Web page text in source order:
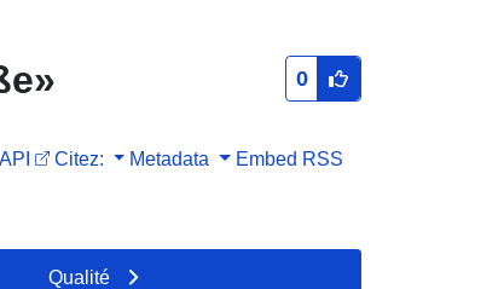
0
API Citez: Metadata Embed RSS
Qualité